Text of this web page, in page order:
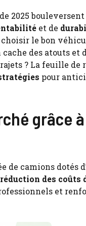
2025
et de
le bon
des atouts et
? La feuille de
pour
grâce
camions dotés
réduction des coûts
et